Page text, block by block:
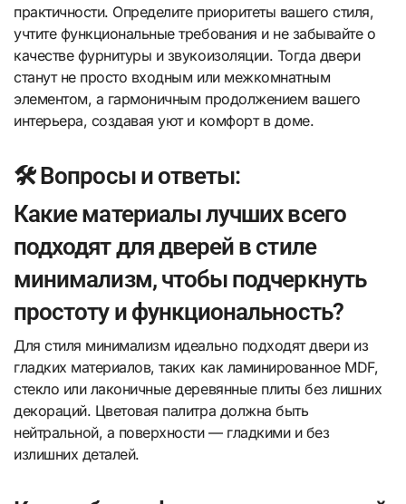
практичности. Определите приоритеты вашего стиля,
учтите функциональные требования и не забывайте о
качестве фурнитуры и звукоизоляции. Тогда двери
станут не просто входным или межкомнатным
элементом, а гармоничным продолжением вашего
интерьера, создавая уют и комфорт в доме.
🛠️ Вопросы и ответы:
Какие материалы лучших всего
подходят для дверей в стиле
минимализм, чтобы подчеркнуть
простоту и функциональность?
Для стиля минимализм идеально подходят двери из
гладких материалов, таких как ламинированное MDF,
стекло или лаконичные деревянные плиты без лишних
декораций. Цветовая палитра должна быть
нейтральной, а поверхности — гладкими и без
излишних деталей.